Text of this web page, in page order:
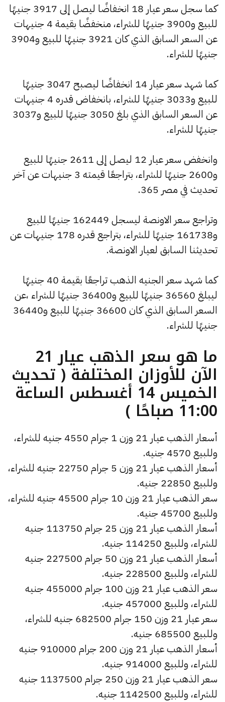
كما سجل سعر عيار 18 انخفاضًا ليصل إلى 3917 جنيهًا
للبيع و3900 جنيهًا للشراء، منخفضًا بقيمة 4 جنيهات
عن السعر السابق الذي كان 3921 جنيهًا للبيع و3904
جنيهًا للشراء.
كما شهد سعر عيار 14 انخفاضًا ليصبح 3047 جنيهًا
للبيع و3033 جنيهًا للشراء، بانخفاض قدره 4 جنيهات
عن السعر السابق الذي بلغ 3050 جنيهًا للبيع و3037
جنيهًا للشراء.
وانخفض سعر عيار 12 ليصل إلى 2611 جنيهًا للبيع
و2600 جنيهًا للشراء، بتراجعًا قيمته 3 جنيهات عن آخر
تحديث في مصر 365.
وتراجع سعر الاونصة ليسجل 162449 جنيهًا للبيع
و161738 جنيهًا للشراء، بتراجع قدره 178 جنيهات عن
تحديثنا السابق لعيار الاونصة.
كما شهد سعر الجنيه الذهب تراجعًا بقيمة 40 جنيهًا
ليبلغ 36560 جنيهًا للبيع و36400 جنيهًا للشراء ،عن
السعر السابق الذي كان 36600 جنيهًا للبيع و36440
جنيهًا للشراء.
ما هو سعر الذهب عيار 21
الآن للأوزان المختلفة ( تحديث
الخميس 14 أغسطس الساعة
11:00 صباحًا )
أسعار الذهب عيار 21 وزن 1 جرام 4550 جنيه للشراء،
وللبيع 4570 جنيه.
أسعار الذهب عيار 21 وزن 5 جرام 22750 جنيه للشراء،
وللبيع 22850 جنيه.
سعر الذهب عيار 21 وزن 10 جرام 45500 جنيه للشراء،
وللبيع 45700 جنيه.
أسعار الذهب عيار 21 وزن 25 جرام 113750 جنيه
للشراء، وللبيع 114250 جنيه.
أسعار الذهب عيار 21 وزن 50 جرام 227500 جنيه
للشراء، وللبيع 228500 جنيه.
سعر الذهب عيار 21 وزن 100 جرام 455000 جنيه
للشراء، وللبيع 457000 جنيه.
سعر عيار 21 وزن 150 جرام 682500 جنيه للشراء،
وللبيع 685500 جنيه.
أسعار الذهب عيار 21 وزن 200 جرام 910000 جنيه
للشراء، وللبيع 914000 جنيه.
سعر الذهب عيار 21 وزن 250 جرام 1137500 جنيه
للشراء، وللبيع 1142500 جنيه.